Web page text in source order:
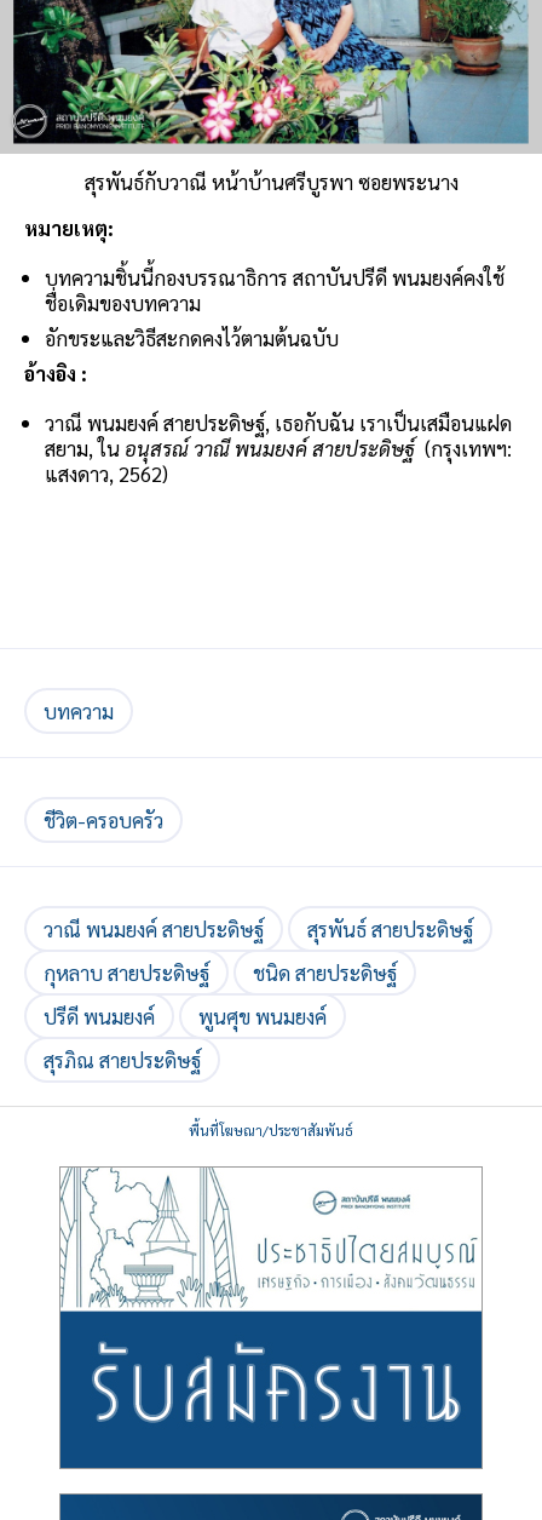
สุรพันธ์กับวาณี หน้าบ้านศรีบูรพา ซอยพระนาง
หมายเหตุ:
บทความชิ้นนี้กองบรรณาธิการ สถาบันปรีดี พนมยงค์คงใช้
ชื่อเดิมของบทความ
อักขระและวิธีสะกดคงไว้ตามต้นฉบับ
อ้างอิง :
วาณี พนมยงค์ สายประดิษฐ์, เธอกับฉัน เราเป็นเสมือนแฝด
สยาม, ใน อนุสรณ์ วาณี พนมยงค์ สายประดิษฐ์(กรุงเทพฯ:
แสงดาว, 2562)
บทความ
ชีวิต-ครอบครัว
วาณี พนมยงค์ สายประดิษฐ์
สุรพันธ์ สายประดิษฐ์
กุหลาบ สายประดิษฐ์
ชนิด สายประดิษฐ์
ปรีดี พนมยงค์
พูนศุข พนมยงค์
สุรภิณ สายประดิษฐ์
พื้นที่โฆษณา/ประชาสัมพันธ์